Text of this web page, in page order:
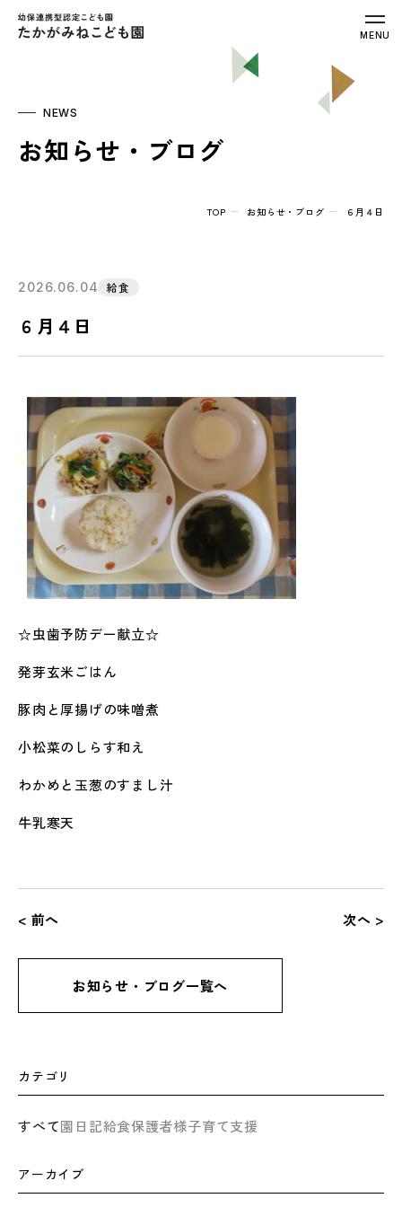
幼保連携型認定こども園 たかがみねこ
MENU
NEWS
お知らせ・ブログ
TOP お知らせ・ブログ ６月４日
2026.06.04 給食
６月４日
☆虫歯予防デー献立☆
発芽玄米ごはん
豚肉と厚揚げの味噌煮
小松菜のしらす和え
わかめと玉葱のすまし汁
牛乳寒天
< 前へ 次へ >
お知らせ・ブログ一覧へ
カテゴリ
すべて園日記給食保護者様子育て支援
アーカイブ